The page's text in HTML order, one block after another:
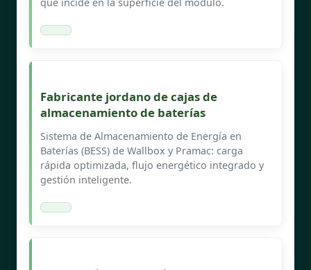
Fabricante jordano de cajas de
almacenamiento de baterías
Sistema de Almacenamiento de Energía en
Baterías (BESS) de Wallbox y Pramac: carga
rápida optimizada, flujo energético integrado y
gestión inteligente.